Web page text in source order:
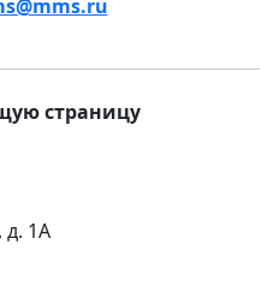
страницу
д. 1А